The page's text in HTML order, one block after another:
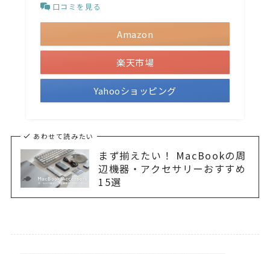
口コミを見る
Amazon
楽天市場
Yahooショッピング
あわせて読みたい
まず揃えたい！ MacBookの周
辺機器・アクセサリーおすすめ
15選